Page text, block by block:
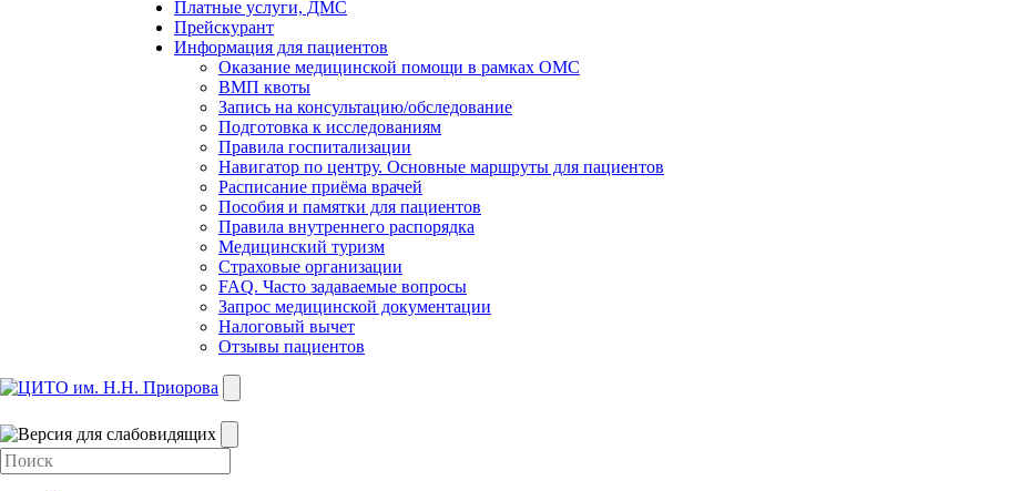
Платные услуги, ДМС
Прейскурант
Информация для пациентов
Оказание медицинской помощи в рамках ОМС
ВМП квоты
Запись на консультацию/обследование
Подготовка к исследованиям
Правила госпитализации
Навигатор по центру. Основные маршруты для пациентов
Расписание приёма врачей
Пособия и памятки для пациентов
Правила внутреннего распорядка
Медицинский туризм
Страховые организации
FAQ. Часто задаваемые вопросы
Запрос медицинской документации
Налоговый вычет
Отзывы пациентов